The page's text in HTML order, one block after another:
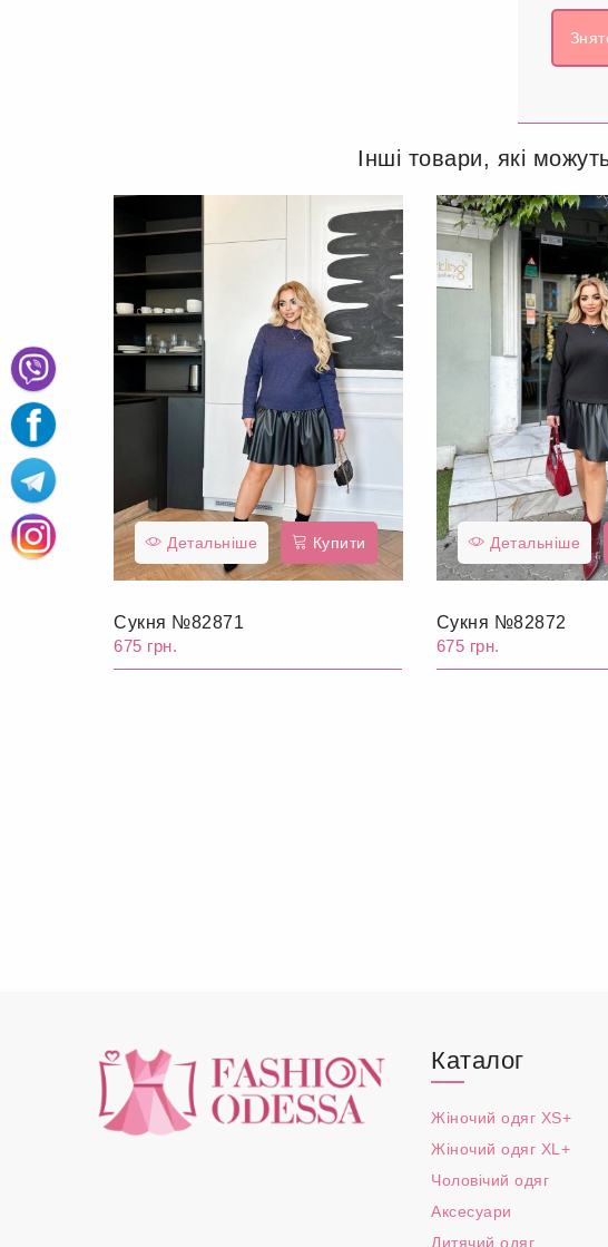
Інші товари, які
Детальніше Купити
Сукня №82871
675 грн.
Детальніше
Сукня №82872
675 грн.
Каталог
Жіночий одяг XS+
Жіночий одяг XL+
Чоловічий одяг
Аксесуари
Дитячий одяг